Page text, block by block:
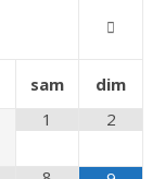
sam
dim
1
2